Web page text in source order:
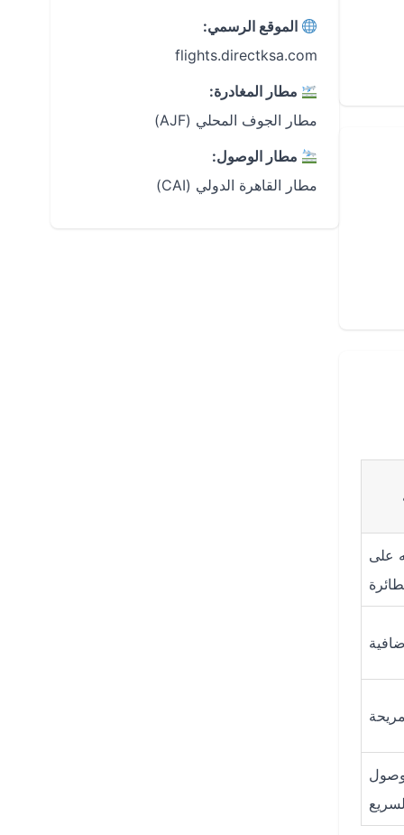
على
الموقع الرسمي:
flights.directksa.com
مطار المغادرة:
مطار الجوف المحلي (AJF)
مطار الوصول:
مطار القاهرة الدولي (CAI)